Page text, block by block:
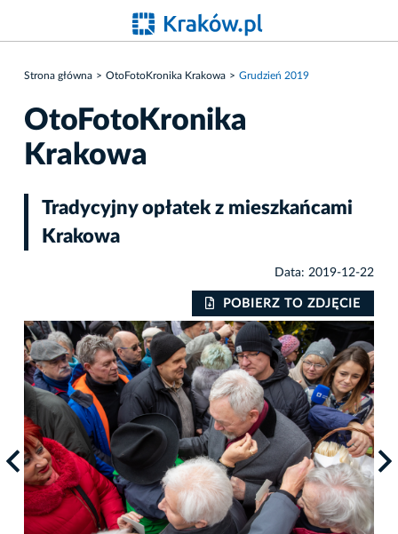
Strona główna OtoFotoKronika Krakowa Grudzień 2019
OtoFotoKronika
Krakowa
Tradycyjny opłatek z mieszkańcami
Krakowa
Data: 2019-12-22
POBIERZ TO ZDJĘCIE